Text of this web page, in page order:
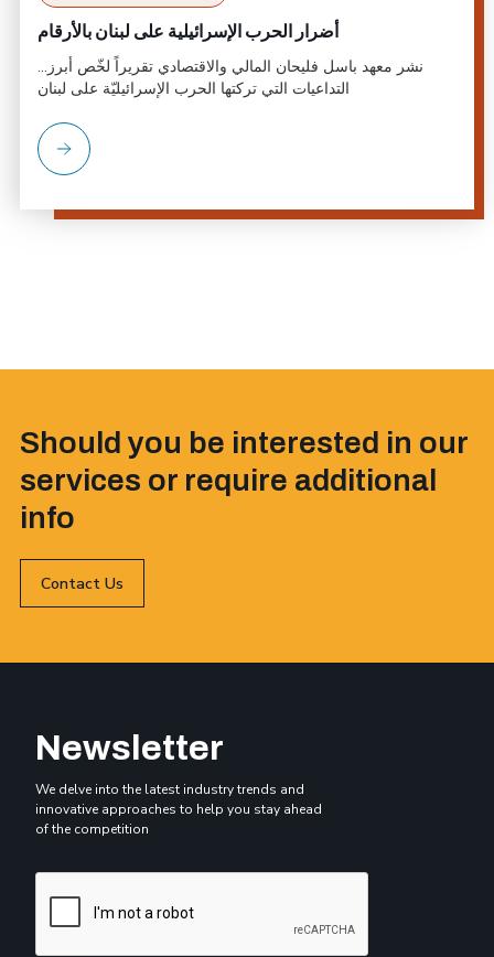
أضرار الحرب الإسرائيلية على لبنان بالأرقام
...نشر معهد باسل فليحان المالي والاقتصادي تقريراً لخّص أبرز
التداعيات التي تركتها الحرب الإسرائيليّة على لبنان
Should you be interested in our
services or require additional
info
Contact Us
Newsletter
We delve into the latest industry trends and
innovative approaches to help you stay ahead
of the competition